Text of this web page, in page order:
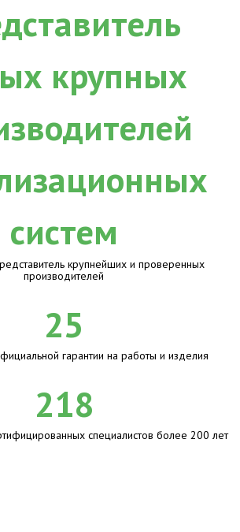
крупнейших и проверенных
производителей
25
гарантии на работы и изделия
218
специалистов более 200 лет